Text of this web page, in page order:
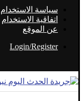
سياسة الاستخدام
اتفاقية الاستخدام
عن الموقع
Login/Register